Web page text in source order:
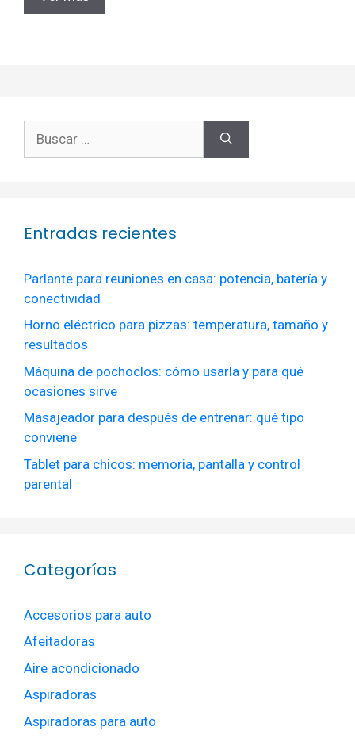
Entradas recientes
Parlante para reuniones en casa: potencia, batería y
conectividad
Horno eléctrico para pizzas: temperatura, tamaño y
resultados
Máquina de pochoclos: cómo usarla y para qué
ocasiones sirve
Masajeador para después de entrenar: qué tipo
conviene
Tablet para chicos: memoria, pantalla y control
parental
Categorías
Accesorios para auto
Afeitadoras
Aire acondicionado
Aspiradoras
Aspiradoras para auto